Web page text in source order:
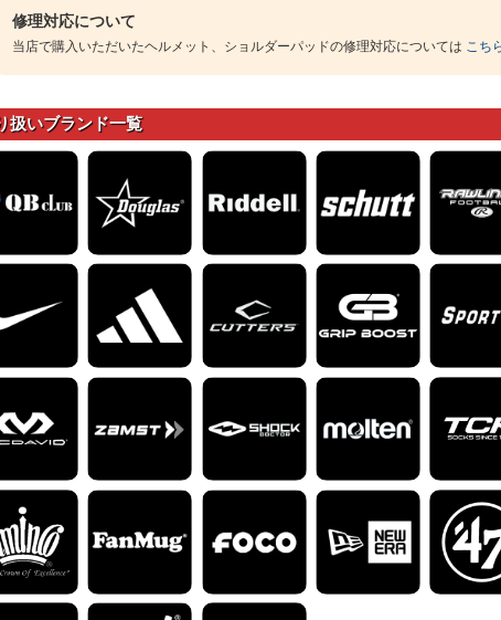
修理対応について
当店で購入いただいたヘルメット、ショルダーパッドの修理対応については こち
扱いブランド一覧